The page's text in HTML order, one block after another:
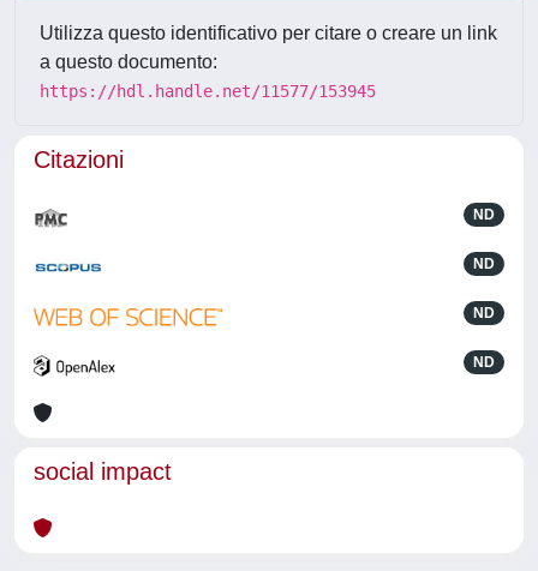
Utilizza questo identificativo per citare o creare un link
a questo documento:
https://hdl.handle.net/11577/153945
Citazioni
ND
ND
ND
ND
social impact